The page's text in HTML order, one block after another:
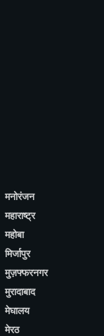
मनोरंजन
महाराष्ट्र
महोबा
मिर्जापुर
मुज़फ्फरनगर
मुरादाबाद
मेघालय
मेरठ